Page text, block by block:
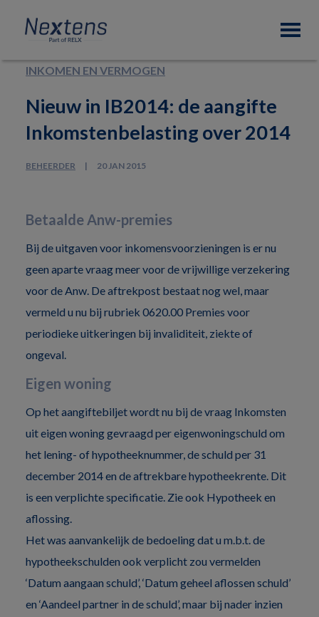
primary
navigation
content
footer
Nextens
Fiscaal
partner
van
INKOMEN EN VERMOGEN
Nieuw in IB2014: de aangifte
Inkomstenbelasting over 2014
BEHEERDER 20 JAN 2015
Betaalde Anw-premies
Bij de uitgaven voor inkomensvoorzieningen is er nu
geen aparte vraag meer voor de vrijwillige verzekering
voor de Anw. De aftrekpost bestaat nog wel, maar
vermeld u nu bij rubriek 0620.00 Premies voor
periodieke uitkeringen bij invaliditeit, ziekte of
ongeval.
Eigen woning
Op het aangiftebiljet wordt nu bij de vraag Inkomsten
uit eigen woning gevraagd per eigenwoningschuld om
het lening- of hypotheeknummer, de schuld per 31
december 2014 en de aftrekbare hypotheekrente. Dit
is een verplichte specificatie. Zie ook Hypotheek en
aflossing.
Het was aanvankelijk de bedoeling dat u m.b.t. de
hypotheekschulden ook verplicht zou vermelden
‘Datum aangaan schuld’, ‘Datum geheel aflossen schuld’
en ‘Aandeel partner in de schuld’, maar bij nader inzien